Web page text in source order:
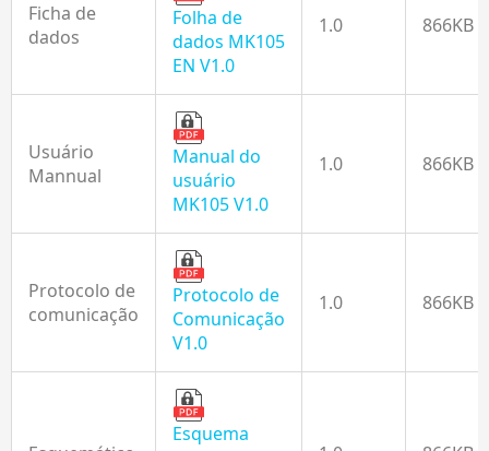
Ficha de
dados
Folha de
dados MK105
EN V1.0
1.0 866KB
Usuário
Mannual
Manual do
usuário
MK105 V1.0
1.0 866KB
Protocolo de
comunicação
Protocolo de
Comunicação
V1.0
1.0 866KB
Esquema